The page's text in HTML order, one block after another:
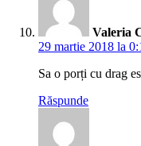
Valeria
29 martie 2018 la
Sa o porți cu drag
Răspunde